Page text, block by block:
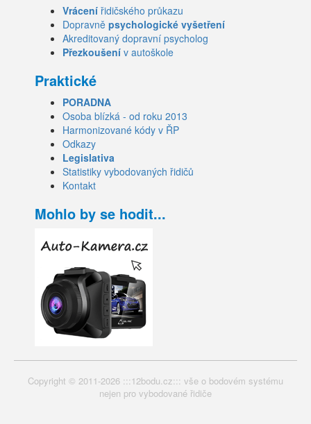
Vrácení řidičského průkazu
Dopravně psychologické vyšetření
Akreditovaný dopravní psycholog
Přezkoušení v autoškole
Praktické
PORADNA
Osoba blízká - od roku 2013
Harmonizované kódy v ŘP
Odkazy
Legislativa
Statistiky vybodovaných řidičů
Kontakt
Mohlo by se hodit...
Copyright © 2011-2026 :::12bodu.cz::: vše o bodovém systému
nejen pro vybodované řidiče